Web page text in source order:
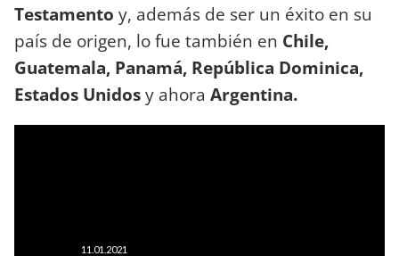
Testamento y, además de ser un éxito en su
país de origen, lo fue también en Chile,
Guatemala, Panamá, República Dominica,
Estados Unidosy ahora Argentina.